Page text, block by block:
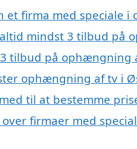
et firma med speciale
mindst 3 tilbud på
tilbud på ophængning
ophængning af tv i
til at bestemme
firmaer med